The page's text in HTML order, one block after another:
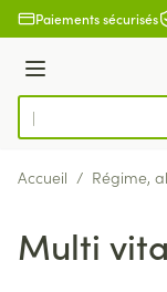
Aller au contenu
Paiements sécurisés
Menu
Rechercher
Accueil / Régime,
Multi